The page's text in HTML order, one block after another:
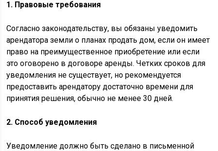
1. Правовые требования
Согласно законодательству, вы обязаны уведомить
арендатора земли о планах продать дом, если он имеет
право на преимущественное приобретение или если
это оговорено в договоре аренды. Четких сроков для
уведомления не существует, но рекомендуется
предоставить арендатору достаточно времени для
принятия решения, обычно не менее 30 дней.
2. Способ уведомления
Уведомление должно быть сделано в письменной